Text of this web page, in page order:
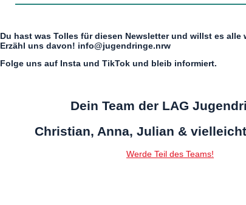
Du hast was Tolles für diesen Newsletter und willst es alle
Erzähl uns davon! info@jugendringe.nrw
Folge uns auf Insta und TikTok und bleib informiert.
Dein Team der LAG
Christian, Anna, Julian &
Werde Teil des Teams!